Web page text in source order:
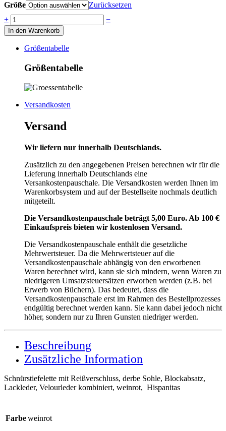
Größe
Zurücksetzen
Anzahl
+ −
In den Warenkorb
Größentabelle
Größentabelle
Versandkosten
Versand
Wir liefern nur innerhalb Deutschlands.
Zusätzlich zu den angegebenen Preisen berechnen wir für die
Lieferung innerhalb Deutschlands eine
Versankostenpauschale. Die Versandkosten werden Ihnen im
Warenkorbsystem und auf der Bestellseite nochmals deutlich
mitgeteilt.
Die Versandkostenpauschale beträgt 5,00 Euro. Ab 100 €
Einkaufspreis bieten wir kostenlosen Versand.
Die Versandkostenpauschale enthält die gesetzliche
Mehrwertsteuer. Da die Mehrwertsteuer auf die
Versandkostenpauschale abhängig von den erworbenen
Waren berechnet wird, kann sie sich mindern, wenn Waren zu
niedrigeren Umsatzsteuersätzen erworben werden (z.B. bei
Erwerb von Büchern). Das bedeutet, dass die
Versandkostenpauschale erst im Rahmen des Bestellprozesses
endgültig berechnet werden kann. Sie kann dabei jedoch nicht
höher, sondern nur zu Ihren Gunsten niedriger werden.
Beschreibung
Zusätzliche Information
Schnürstiefelette mit Reißverschluss, derbe Sohle, Blockabsatz,
Lackleder, Velourleder kombiniert, weinrot, Hispanitas
Farbeweinrot